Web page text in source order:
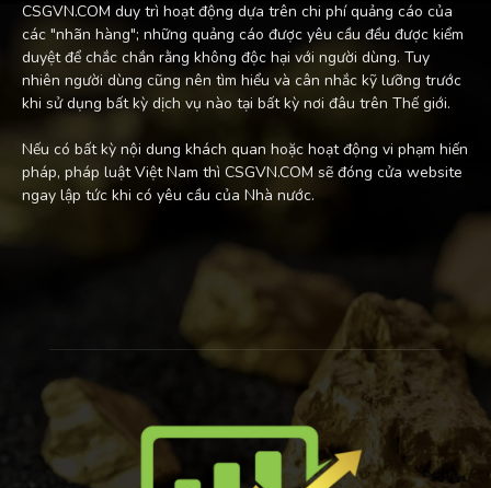
CSGVN.COM duy trì hoạt động dựa trên chi phí quảng cáo của
các "nhãn hàng"; những quảng cáo được yêu cầu đều được kiểm
duyệt để chắc chắn rằng không độc hại với người dùng. Tuy
nhiên người dùng cũng nên tìm hiểu và cân nhắc kỹ lưỡng trước
khi sử dụng bất kỳ dịch vụ nào tại bất kỳ nơi đâu trên Thế giới.
Nếu có bất kỳ nội dung khách quan hoặc hoạt động vi phạm hiến
pháp, pháp luật Việt Nam thì CSGVN.COM sẽ đóng cửa website
ngay lập tức khi có yêu cầu của Nhà nước.